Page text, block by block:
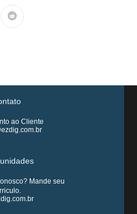
ao Cliente
Mande seu